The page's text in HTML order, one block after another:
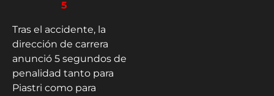
5
Tras el accidente, la
dirección de carrera
anunció 5 segundos de
penalidad tanto para
Piastri como para